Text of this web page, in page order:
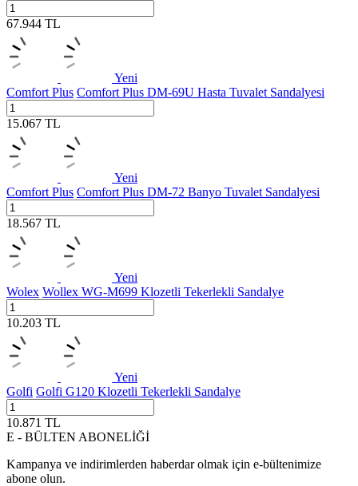
67.944 TL
Yeni
Comfort Plus Comfort Plus DM-69U Hasta Tuvalet Sandalyesi
15.067 TL
Yeni
Comfort Plus Comfort Plus DM-72 Banyo Tuvalet Sandalyesi
18.567 TL
Yeni
Wolex Wollex WG-M699 Klozetli Tekerlekli Sandalye
10.203 TL
Yeni
Golfi Golfi G120 Klozetli Tekerlekli Sandalye
10.871 TL
E - BÜLTEN ABONELİĞİ
Kampanya ve indirimlerden haberdar olmak için e-bültenimize
abone olun.